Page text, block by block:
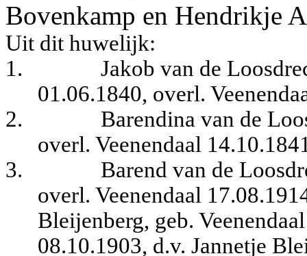
Bovenkamp en Hendrikje
Uit dit huwelijk:
1.
Jakob van de
01.06.1840, overl.
2.
Barendina van de
overl. Veenendaal
3.
Barend van de
overl. Veenendaal
Bleijenberg, geb.
08.10.1903, d.v. Jannetje